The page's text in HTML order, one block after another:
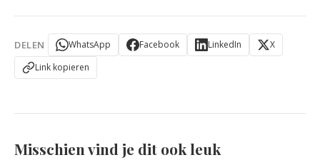
DELEN WhatsApp Facebook LinkedIn
X
Link kopieren
Misschien vind je dit ook leuk